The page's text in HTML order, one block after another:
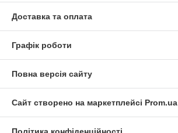
Доставка та оплата
Графік роботи
Повна версія сайту
Сайт створено на маркетплейсі Prom.ua